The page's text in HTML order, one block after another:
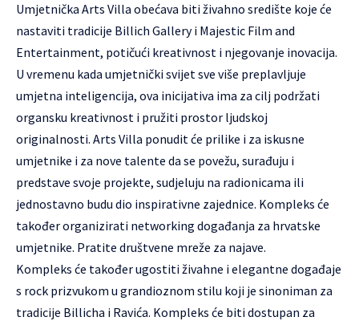
Umjetnička Arts Villa obećava biti živahno središte koje će
nastaviti tradicije Billich Gallery i Majestic Film and
Entertainment, potičući kreativnost i njegovanje inovacija.
U vremenu kada umjetnički svijet sve više preplavljuje
umjetna inteligencija, ova inicijativa ima za cilj podržati
organsku kreativnost i pružiti prostor ljudskoj
originalnosti. Arts Villa ponudit će prilike i za iskusne
umjetnike i za nove talente da se povežu, surađuju i
predstave svoje projekte, sudjeluju na radionicama ili
jednostavno budu dio inspirativne zajednice. Kompleks će
također organizirati networking događanja za hrvatske
umjetnike. Pratite društvene mreže za najave.
Kompleks će također ugostiti živahne i elegantne događaje
s rock prizvukom u grandioznom stilu koji je sinoniman za
tradicije Billicha i Ravića. Kompleks će biti dostupan za